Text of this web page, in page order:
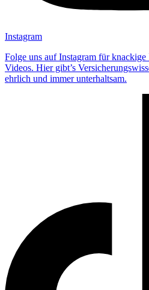
Instagram
Folge uns auf Instagram für
Videos. Hier gibt’s
ehrlich und immer unterhaltsam.